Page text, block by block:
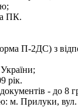
ПК.
П-2ДС) з
рік.
- до 8
м. Прилуки,